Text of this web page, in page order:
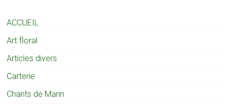
ACCUEIL
Art floral
Articles divers
Carterie
Chants de Marin